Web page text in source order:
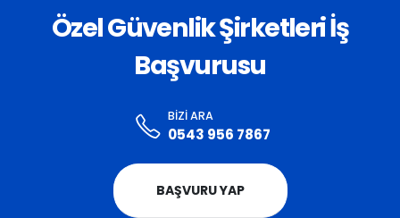
Özel Güvenlik Şirketleri İş
Başvurusu
BIZI ARA
0543 956 7867
BAŞVURU YAP